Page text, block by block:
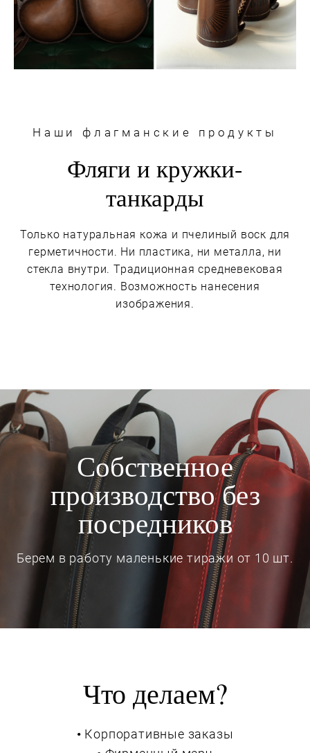
Наши флагманские продукты
Фляги и кружки-
танкарды
Только натуральная кожа и пчелиный воск для
герметичности. Ни пластика, ни металла, ни
стекла внутри. Традиционная средневековая
технология. Возможность нанесения
изображения.
Собственное
производство без
посредников
Берем в работу маленькие тиражи от 10 шт.
Что делаем?
• Корпоративные заказы